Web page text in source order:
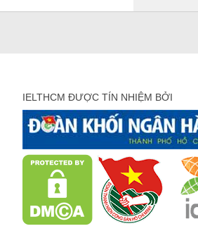
IELTHCM ĐƯỢC TÍN NHIỆM BỞI